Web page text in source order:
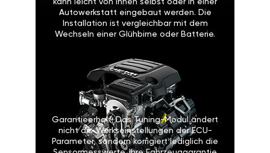
kann leicht von Ihnen selbst oder in einer
Autowerkstatt eingebaut werden. Die
Installation ist vergleichbar mit dem
Wechseln einer Glühbirne oder Batterie.
Garantieerhalt: Das Tuning-Modul ändert
nicht die Werkseinstellungen der ECU-
Parameter, sondern korrigiert lediglich die